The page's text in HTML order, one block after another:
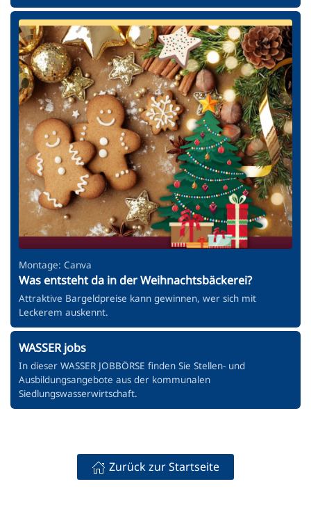
Montage: Canva
Was entsteht da in der Weihnachtsbäckerei?
Attraktive Bargeldpreise kann gewinnen, wer sich mit
Leckerem auskennt.
WASSER jobs
In dieser WASSER JOBBÖRSE finden Sie Stellen- und
Ausbildungsangebote aus der kommunalen
Siedlungswasserwirtschaft.
Zurück zur Startseite